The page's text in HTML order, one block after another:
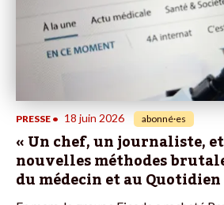
PRESSE • 18 juin 2026 abonné·es
« Un chef, un journaliste, et
nouvelles méthodes
du médecin et au